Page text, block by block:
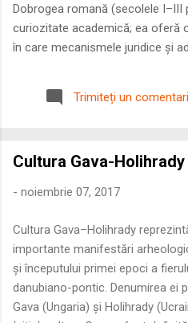
Dobrogea romană (secolele I–III
curiozitate academică; ea oferă
în care mecanismele juridice și
Într-o epocă în care
era susținută de o mobilitate
roman – în special a cetățenilor
precizie profunzimea și ritmul
Trimiteți un
Cultura Gava-Holihrady
- noiembrie 07, 2017
Cultura Gava–Holihrady
importante manifestări
și începutului primei epoci a
danubiano-pontic. Denumirea ei
Gava (Ungaria) și Holihrady